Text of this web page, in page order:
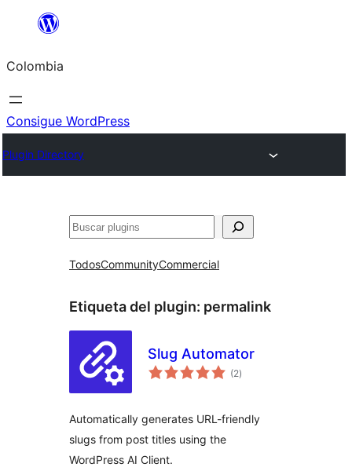
Saltar
contenido
Colombia
Consigue WordPress
Plugin Directory
Buscar
TodosCommunityCommercial
Etiqueta del plugin: permalink
Slug Automator
(2total
de
)
Automatically generates URL-friendly
slugs from post titles using the
WordPress AI Client.